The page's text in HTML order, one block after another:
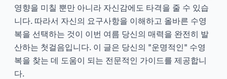
영향을 미칠 뿐만 아니라 자신감에도 타격을 줄 수 있습
니다. 따라서 자신의 요구사항을 이해하고 올바른 수영
복을 선택하는 것이 이번 여름 당신의 매력을 완전히 발
산하는 첫걸음입니다. 이 글은 당신의 "운명적인" 수영
복을 찾는 데 도움이 되는 전문적인 가이드를 제공합니
다.